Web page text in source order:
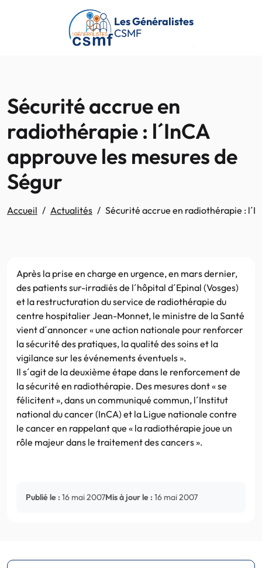
Passer au contenu principal
Les Généralistes
CSMF
Sécurité accrue en
radiothérapie : l´InCA
approuve les mesures de
Ségur
Accueil Actualités Sécurité accrue en radiothérapie :
Après la prise en charge en urgence, en mars dernier,
des patients sur-irradiés de l´hôpital d´Epinal (Vosges)
et la restructuration du service de radiothérapie du
centre hospitalier Jean-Monnet, le ministre de la Santé
vient d´annoncer « une action nationale pour renforcer
la sécurité des pratiques, la qualité des soins et la
vigilance sur les événements éventuels ».
Il s´agit de la deuxième étape dans le renforcement de
la sécurité en radiothérapie. Des mesures dont « se
félicitent », dans un communiqué commun, l´Institut
national du cancer (InCA) et la Ligue nationale contre
le cancer en rappelant que « la radiothérapie joue un
rôle majeur dans le traitement des cancers ».
Publié le : 16 mai 2007Mis à jour le : 16 mai 2007